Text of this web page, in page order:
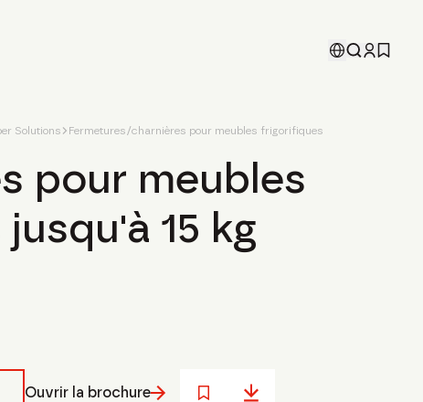
Solutions Fermetures/charnières pour meubles frigorifiques
pour meubles
15 kg
Ouvrir la brochure